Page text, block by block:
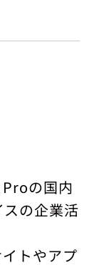
の国内
の企業活
トやアプ